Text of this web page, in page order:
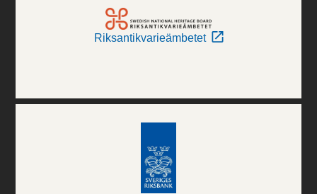
Riksantikvarieämbetet